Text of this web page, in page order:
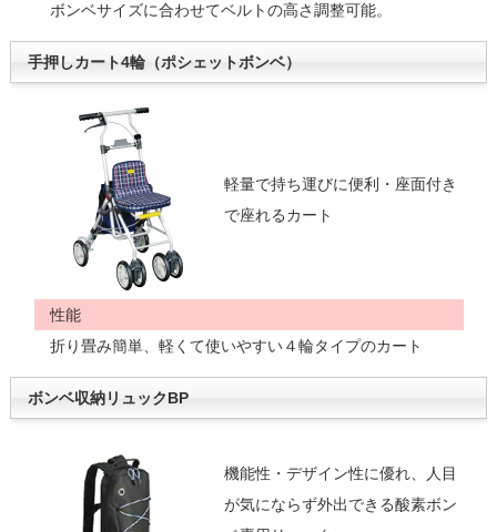
ボンベサイズに合わせてベルトの高さ調整可能。
手押しカート4輪（ポシェットボンベ）
軽量で持ち運びに便利・座面付き
で座れるカート
性能
折り畳み簡単、軽くて使いやすい４輪タイプのカート
ボンベ収納リュックBP
機能性・デザイン性に優れ、人目
が気にならず外出できる酸素ボン